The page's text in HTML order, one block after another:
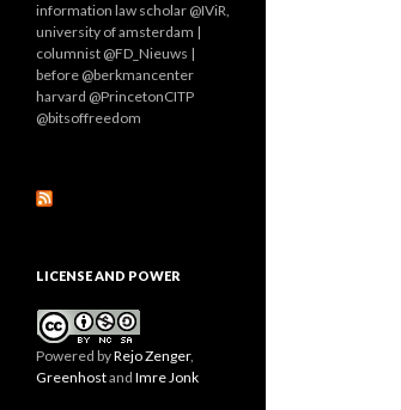
information law scholar @IViR,
university of amsterdam |
columnist @FD_Nieuws |
before @berkmancenter
harvard @PrincetonCITP
@bitsoffreedom
LICENSE AND POWER
Powered byRejo Zenger,
Greenhostand Imre Jonk